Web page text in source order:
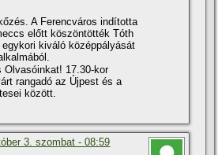
A Ferencváros indí­totta
előtt köszöntötték Tóth
kiváló középpályását
Olvasóinkat! 17.30-kor
rangadó az Újpest és a
között.
3. szombat - 08:59